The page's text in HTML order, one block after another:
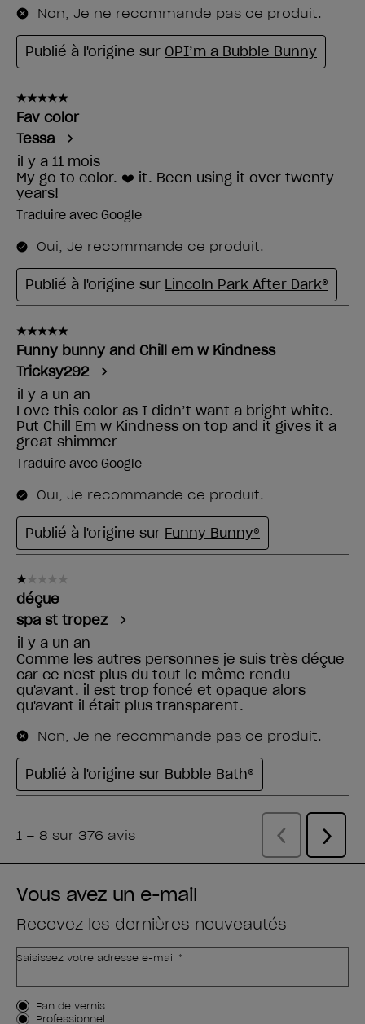
Vous avez un e-mail
Recevez les dernières nouveautés
Saisissez votre adresse e-mail *
Type de client
Fan de vernis
Professionnel